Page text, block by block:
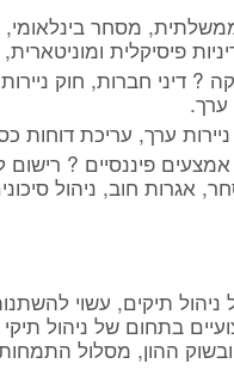
מסחר בינלאומי,
פיסיקלית
? דיני חברות, חוק
ערך.
ערך, עריכת דוחות
אמצעים פיננסיים ?
אגרות חוב, ניהול
תיקים, עשוי
בתחום של ניהול
ההון, מסלול